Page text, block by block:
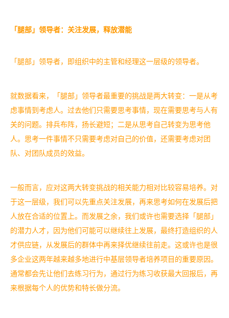
「腿部」领导者：关注发展，释放潜能
「腿部」领导者，即组织中的主管和经理这一层级的领导者。
就数据看来，「腿部」领导者最重要的挑战是两大转变：一是从考
虑事情到考虑人。过去他们只需要思考事情，现在需要思考与人有
关的问题。排兵布阵，扬长避短；二是从思考自己转变为思考他
人。思考一件事情不只需要考虑对自己的价值，还需要考虑对团
队、对团队成员的效益。
一般而言，应对这两大转变挑战的相关能力相对比较容易培养。对
于这一层级，我们可以先重点关注发展，再来思考如何在发展后把
人放在合适的位置上。而发展之余，我们或许也需要选择「腿部」
的潜力人才，因为他们可能可以继续往上发展，最终打造组织的人
才供应链，从发展后的群体中再来择优继续往前走。这或许也是很
多企业这两年越来越多地进行中基层领导者培养项目的重要原因。
通常都会先让他们去练习行为，通过行为练习收获最大回报后，再
来根据每个人的优势和特长做分流。